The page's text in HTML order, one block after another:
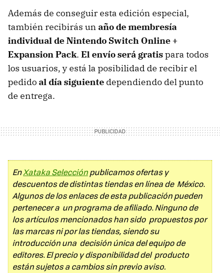
Además de conseguir esta edición especial,
también recibirás un año de membresía
individual de Nintendo Switch Online +
Expansion Pack. El envío será gratispara todos
los usuarios, y está la posibilidad de recibir el
pedidoal día siguiente dependiendo del punto
de entrega.
EnXataka Selecciónpublicamos ofertas y
descuentos de distintas tiendas en línea de México.
Algunos de los enlaces de esta publicación pueden
pertenecer a un programa de afiliado. Ninguno de
los artículos mencionados han sido propuestos por
las marcas ni por las tiendas, siendo su
introducción una decisión única del equipo de
editores. El precio y disponibilidad del producto
están sujetos a cambios sin previo aviso.